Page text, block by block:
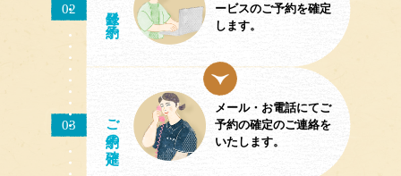
02 ／予約
ービスのご予約を確定
します。
03
ご予約
の確定
メール・お電話にてご
予約の確定のご連絡を
いたします。